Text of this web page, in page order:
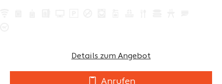
Details zum Angebot
Anrufen